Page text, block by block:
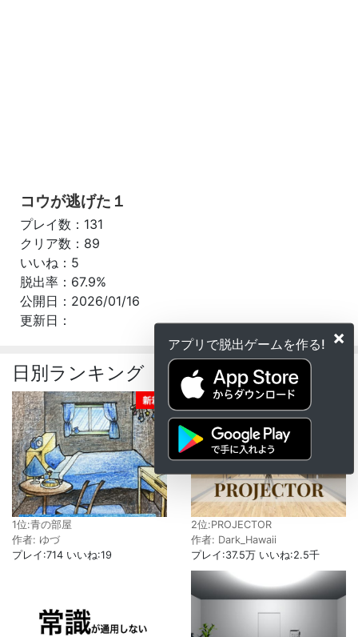
×
アプリで脱出ゲームを作る!
コウが逃げた１
プレイ数：131
クリア数：89
いいね：5
脱出率：67.9%
公開日：2026/01/16
更新日：
日別ランキング
1位:青の部屋
作者: ゆづ
プレイ:714 いいね:19
2位:PROJECTOR
作者: Dark_Hawaii
プレイ:37.5万 いいね:2.5千